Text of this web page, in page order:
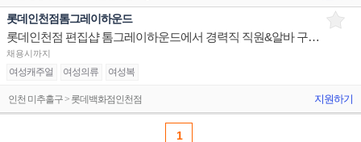
롯데인천점톰그레이하운드
롯데인천점 편집샵 톰그레이하운드에서 경력직 직원&알바 구해요
채용시까지
여성캐주얼 여성의류 여성복
인천 미추홀구 > 롯데백화점인천점 지원하기
1